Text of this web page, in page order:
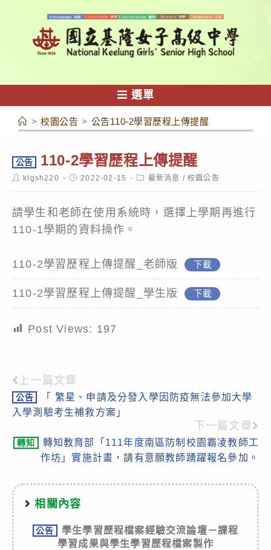
容
選單
> 校園公告 > 公告110-2學習歷程上傳提醒
公告 110-2學習歷程上傳提醒
Postklgsh220
Post2022-02-15
Post最新消息 / 校園公告
請學生和老師在使用系統時，選擇上學期再進行
110-1學期的資料操作。
110-2學習歷程上傳提醒_老師版 下載
110-2學習歷程上傳提醒_學生版 下載
Post Views: 197
Read
more
上一篇文章
公告
「 繁星、申請及分發入學因防疫無法參加大學
入學測驗考生補救方案」
下一篇文章
轉知
轉知教育部「111年度南區防制校園霸凌教師工
作坊」實施計畫，請有意願教師踴躍報名參加。
相關內容
公告
學生學習歷程檔案經驗交流論壇－課程
學習成果與學生學習歷程檔案製作